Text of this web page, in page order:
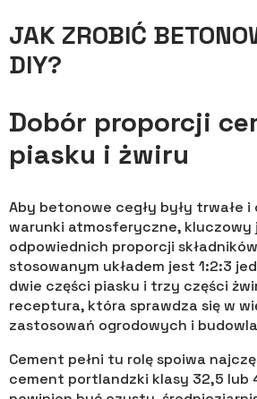
JAK ZROBIĆ
DIY?
Dobór proporcji
piasku i żwiru
Aby betonowe cegły były trwałe i
warunki atmosferyczne, kluczowy
odpowiednich proporcji
stosowanym układem jest 1:2:3
dwie części piasku i trzy części
receptura, która sprawdza się w
zastosowań ogrodowych i
Cement pełni tu rolę spoiwa
cement portlandzki klasy 32,5 lub